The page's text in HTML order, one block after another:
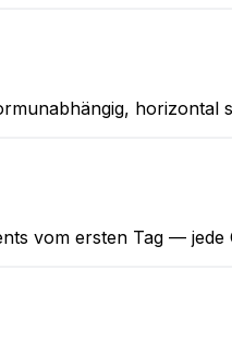
horizontal
vom ersten Tag —